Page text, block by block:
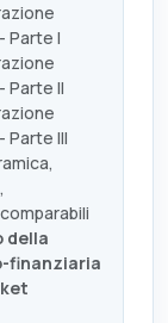
Parte I
Parte II
Parte III
della
finanziaria